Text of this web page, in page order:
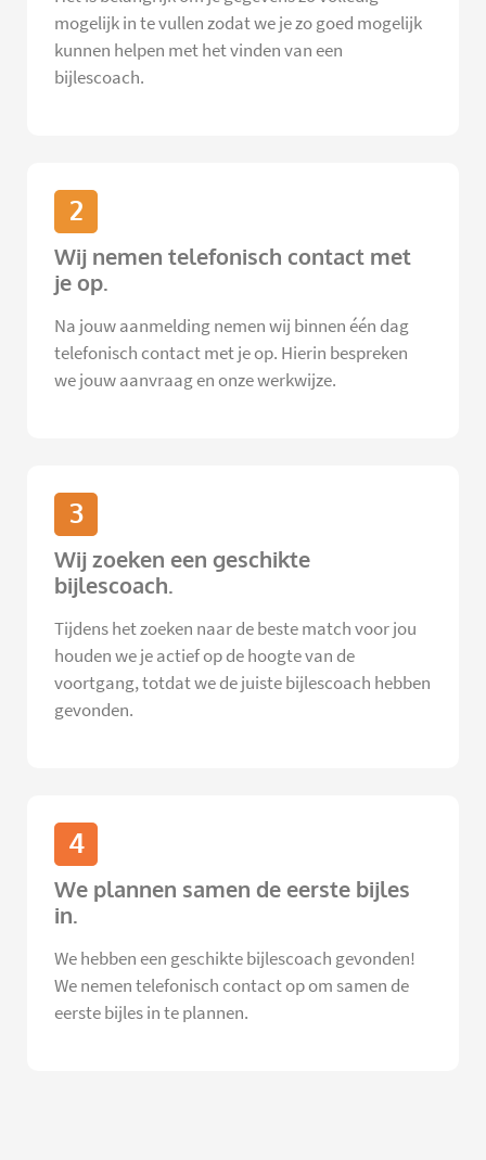
mogelijk in te vullen zodat we je zo goed mogelijk
kunnen helpen met het vinden van een
bijlescoach.
2
Wij nemen telefonisch contact met
je op.
Na jouw aanmelding nemen wij binnen één dag
telefonisch contact met je op. Hierin bespreken
we jouw aanvraag en onze werkwijze.
3
Wij zoeken een geschikte
bijlescoach.
Tijdens het zoeken naar de beste match voor jou
houden we je actief op de hoogte van de
voortgang, totdat we de juiste bijlescoach hebben
gevonden.
4
We plannen samen de eerste bijles
in.
We hebben een geschikte bijlescoach gevonden!
We nemen telefonisch contact op om samen de
eerste bijles in te plannen.